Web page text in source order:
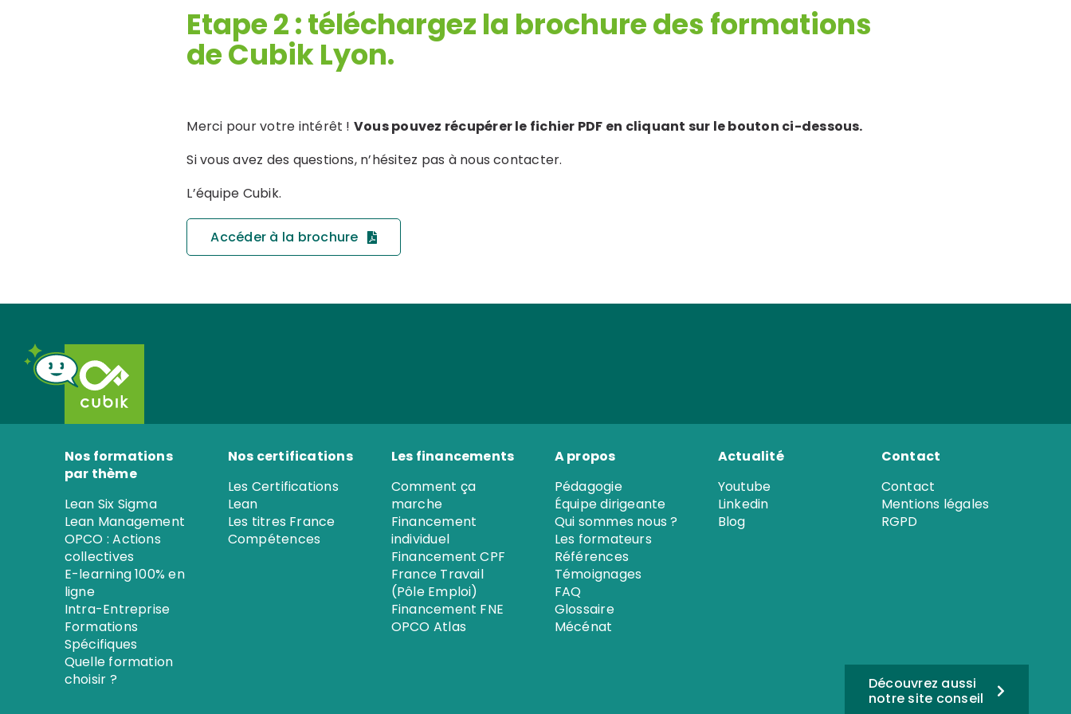
Green Belt Lean
Santé
Green Belt Lean IT
Black Belt Lean Six
Sigma E-learning
Formations sur-
Etape 2 :téléchargez la brochure des formations
de Cubik Lyon.
Merci pour votre intérêt ! Vous pouvez récupérer le fichier PDF en cliquant sur le bouton ci-dessous.
Si vous avez des questions, n’hésitez pas à nous contacter.
L’équipe Cubik.
Accéder à la brochure
Nos formations
par thème
Lean Six Sigma
Lean Management
OPCO : Actions
collectives
E-learning 100% en
ligne
Intra-Entreprise
Formations
Spécifiques
Quelle formation
choisir ?
Nos certifications
Les Certifications
Lean
Les titres France
Compétences
Les financements
Comment ça
marche
Financement
individuel
Financement CPF
France Travail
(Pôle Emploi)
Financement FNE
OPCO Atlas
A propos
Pédagogie
Équipe dirigeante
Qui sommes nous ?
Les formateurs
Références
Témoignages
FAQ
Glossaire
Mécénat
Actualité
Youtube
Linkedin
Blog
Contact
Contact
Mentions légales
RGPD
Découvrez aussi
notre site conseil